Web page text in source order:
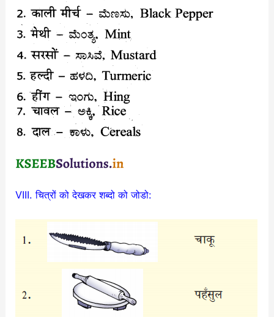
VIII. चित्रों को देखकर शब्दो को जोडो: